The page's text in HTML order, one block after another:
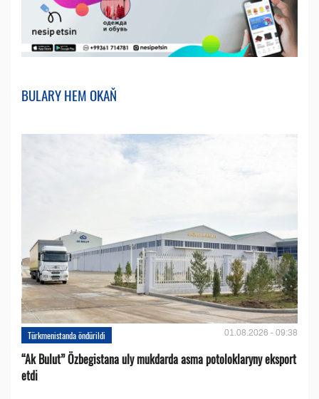
BULARY HEM OKAŇ
Türkmenistanda öndürildi 01.08.2026 - 09:38
“Ak Bulut” Özbegistana uly mukdarda asma potoloklaryny eksport
etdi